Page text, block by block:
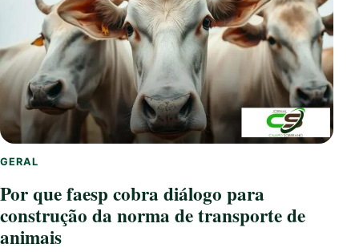
GERAL
Por que faesp cobra diálogo para
construção da norma de transporte de
animais